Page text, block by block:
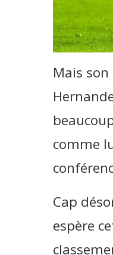
Mais
comme
Cap
espère